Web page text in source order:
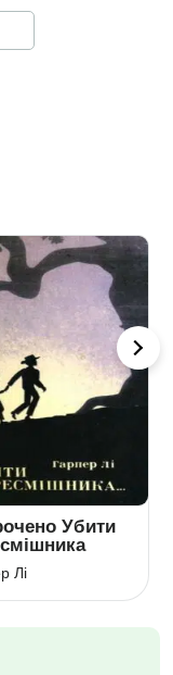
Убити
Лі